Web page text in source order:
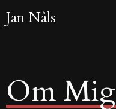
Jan Nåls
Om Mig